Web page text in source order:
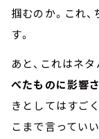
掴むのか。これ
す。
あと、これはネ
べたものに影響さ
きとしてはすご
こまで言ってい